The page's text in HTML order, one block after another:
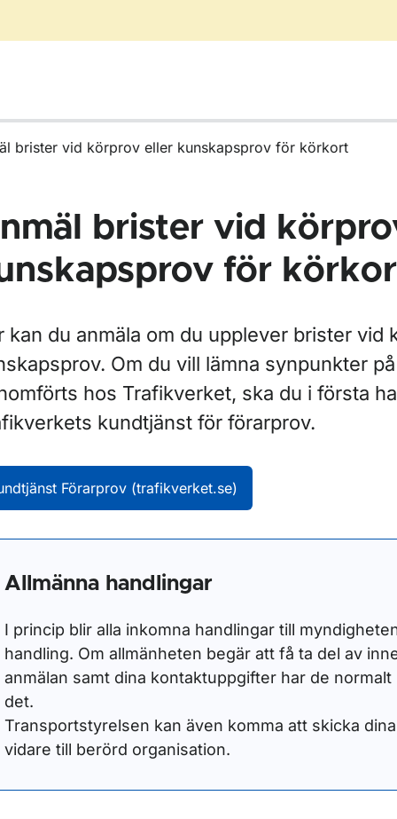
brister vid körprov eller kunskapsprov för körkort
för Ta körkort
Välj behörighet
Handledarskap och övningskörning
Medicinska krav
Riskutbildning
Har körkort
Förlorat körkort
Trafikmedicin
brister vid
för
kan du anmäla om du upplever brister vid
Om du vill lämna synpunkter
hos Trafikverket, ska du i första
kundtjänst för förarprov.
Förarprov (trafikverket.se)
Allmänna handlingar
I princip blir alla inkomna handlingar till
handling. Om allmänheten begär att få ta del av
anmälan samt dina kontaktuppgifter har de
det.
Transportstyrelsen kan även komma att skicka
vidare till berörd organisation.